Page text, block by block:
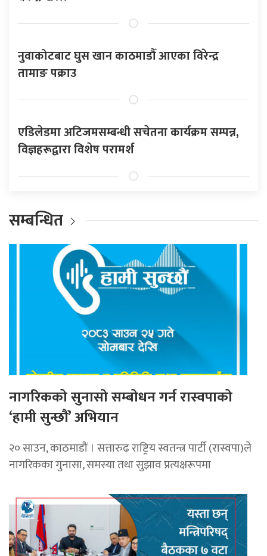
नुवाकोटबाट घुस खान काठमाडौँ आएका विरेन्द्र
तामाङ पक्राउ
एडिलेडमा अटिजमसम्बन्धी सचेतना कार्यक्रम सम्पन्न,
विज्ञहरूद्वारा विशेष परामर्श
सम्बन्धित
नागरिकको सुनासो सम्बोधन गर्न रास्वपाको
‘हामी सुन्छौं’ अभियान
२० साउन, काठमाडौं । सत्तारुढ राष्ट्रिय स्वतन्त्र पार्टी (रास्वपा)ले
नागरिकका गुनासा, समस्या तथा सुझाव प्रत्यक्षरूपमा